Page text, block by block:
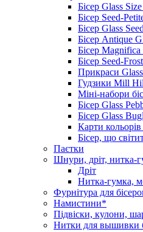
Бісер Glass
Бісер Seed-
Бісер Glass
Бісер Antique
Бісер Magnifica
Бісер Seed-
Прикраси
Гудзики Mill
Міні-набори
Бісер Glass
Бісер Glass
Карти
Бісер, що
Паєтки
Шнури, дріт, нитка-
Дріт
Нитка-гумка,
Фурнітура для
Намистини*
Підвіски, кулони,
Нитки для вышивки